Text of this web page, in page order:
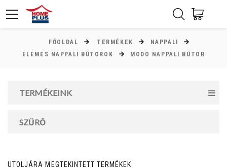
FŐOLDAL TERMÉKEK
NAPPALI
ELEMES NAPPALI BÚTOROK
MODO NAPPALI BÚTOR
TERMÉKEINK
SZŰRŐ
Ft
MAGASSÁG
UTOLJÁRA MEGTEKINTETT TERMÉKEK